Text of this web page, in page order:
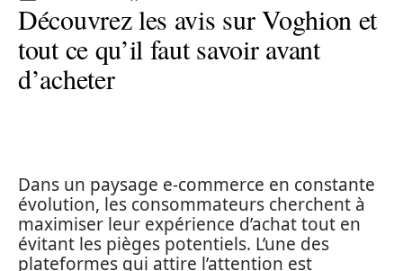
Découvrez les avis sur Voghion et
tout ce qu’il faut savoir avant
d’acheter
Dans un paysage e-commerce en constante
évolution, les consommateurs cherchent à
maximiser leur expérience d’achat tout en
évitant les pièges potentiels. L’une des
plateformes qui attire l’attention est